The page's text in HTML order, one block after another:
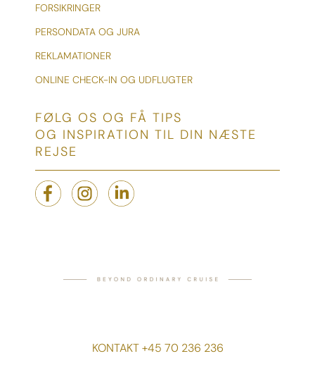
FORSIKRINGER
PERSONDATA OG JURA
REKLAMATIONER
ONLINE CHECK-IN OG UDFLUGTER
FØLG OS OG FÅ TIPS
OG INSPIRATION TIL DIN NÆSTE
REJSE
KONTAKT +45 70 236 236